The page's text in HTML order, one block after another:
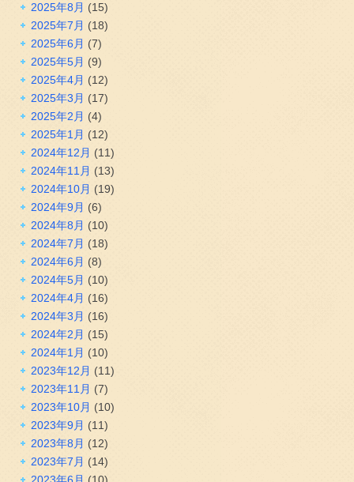
2025年8月 (15)
2025年7月 (18)
2025年6月 (7)
2025年5月 (9)
2025年4月 (12)
2025年3月 (17)
2025年2月 (4)
2025年1月 (12)
2024年12月 (11)
2024年11月 (13)
2024年10月 (19)
2024年9月 (6)
2024年8月 (10)
2024年7月 (18)
2024年6月 (8)
2024年5月 (10)
2024年4月 (16)
2024年3月 (16)
2024年2月 (15)
2024年1月 (10)
2023年12月 (11)
2023年11月 (7)
2023年10月 (10)
2023年9月 (11)
2023年8月 (12)
2023年7月 (14)
2023年6月 (10)